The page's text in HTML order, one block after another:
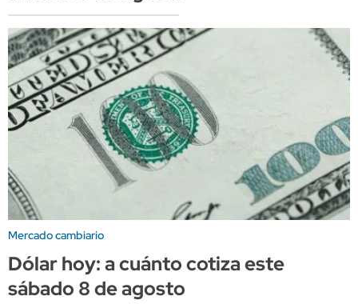
Mercado cambiario
Dólar hoy: a cuánto cotiza este
sábado 8 de agosto